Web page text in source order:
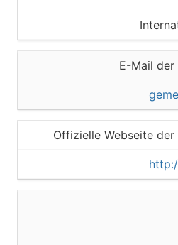
E-Mail der
Offizielle Webseite